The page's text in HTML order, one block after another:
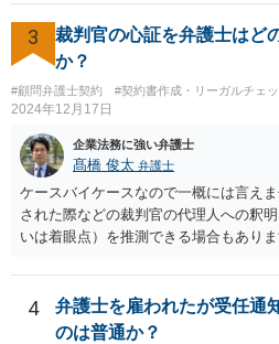
して質問をしてもらう制度で、弁護士
どうか、質問をして回答を得られる可
上で、弁護士会名で質問をする制度で
度安心して個人情報を開示しますし、
ます。 一般的には、弁護士が依頼を受
られるものですが、法律上、「弁護士
て、」と定められていますので、個人
の要件に当てはまらないことになります
3
裁判官の心証を弁護士はど
か？
#顧問弁護士契約 #契約書作成・リーガルチェッ
2024年12月17日
企業法務に強い弁護士
髙橋 俊太 弁護士
ケースバイケースなので一概には言え
された際などの裁判官の代理人への釈
いは着眼点）を推測できる場合もあり
れることもあります。
4
弁護士を雇われたが受任通
のは普通か？